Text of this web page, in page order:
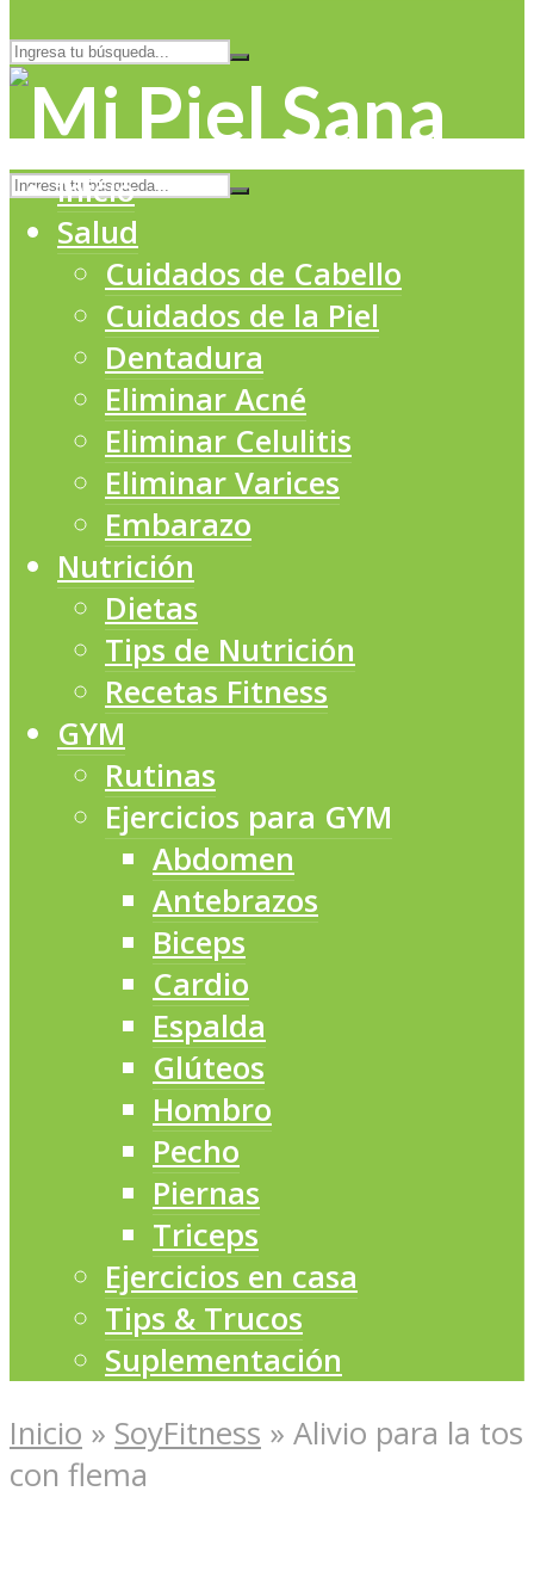
Inicio
Salud
Cuidados de Cabello
Cuidados de la Piel
Dentadura
Eliminar Acné
Eliminar Celulitis
Eliminar Varices
Embarazo
Nutrición
Dietas
Tips de Nutrición
Recetas Fitness
GYM
Rutinas
Ejercicios para GYM
Abdomen
Antebrazos
Biceps
Cardio
Espalda
Glúteos
Hombro
Pecho
Piernas
Triceps
Ejercicios en casa
Tips & Trucos
Suplementación
Inicio » SoyFitness » Alivio para la tos
con flema